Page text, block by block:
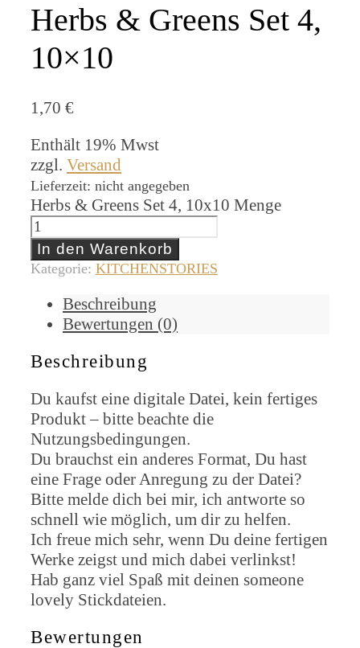
Herbs & Greens Set 4,
10×10
1,70 €
Enthält 19% Mwst
zzgl. Versand
Lieferzeit: nicht angegeben
Herbs & Greens Set 4, 10x10 Menge
In den Warenkorb
Kategorie: KITCHENSTORIES
Beschreibung
Bewertungen (0)
Beschreibung
Du kaufst eine digitale Datei, kein fertiges
Produkt – bitte beachte die
Nutzungsbedingungen.
Du brauchst ein anderes Format, Du hast
eine Frage oder Anregung zu der Datei?
Bitte melde dich bei mir, ich antworte so
schnell wie möglich, um dir zu helfen.
Ich freue mich sehr, wenn Du deine fertigen
Werke zeigst und mich dabei verlinkst!
Hab ganz viel Spaß mit deinen someone
lovely Stickdateien.
Bewertungen